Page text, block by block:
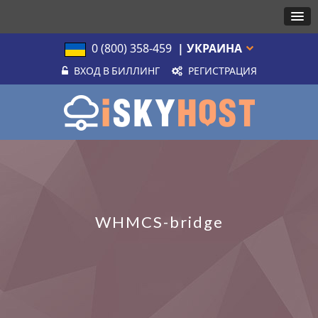
0 (800) 358-459 | УКРАИНА
ВХОД В БИЛЛИНГ РЕГИСТРАЦИЯ
WHMCS-bridge